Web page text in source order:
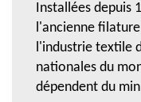
Installées depuis
l'ancienne
l'industrie textile
nationales du
dépendent du